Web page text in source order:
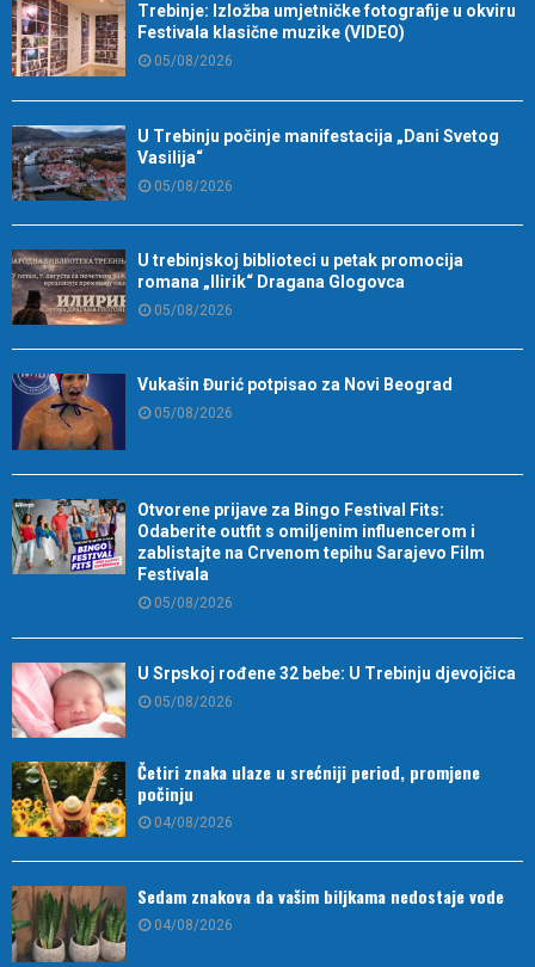
Trebinje: Izložba umjetničke fotografije u okviru
Festivala klasične muzike (VIDEO)
05/08/2026
U Trebinju počinje manifestacija „Dani Svetog
Vasilija“
05/08/2026
U trebinjskoj biblioteci u petak promocija
romana „Ilirik“ Dragana Glogovca
05/08/2026
Vukašin Đurić potpisao za Novi Beograd
05/08/2026
Otvorene prijave za Bingo Festival Fits:
Odaberite outfit s omiljenim influencerom i
zablistajte na Crvenom tepihu Sarajevo Film
Festivala
05/08/2026
U Srpskoj rođene 32 bebe: U Trebinju djevojčica
05/08/2026
Četiri znaka ulaze u srećniji period, promjene
počinju
04/08/2026
Sedam znakova da vašim biljkama nedostaje vode
04/08/2026